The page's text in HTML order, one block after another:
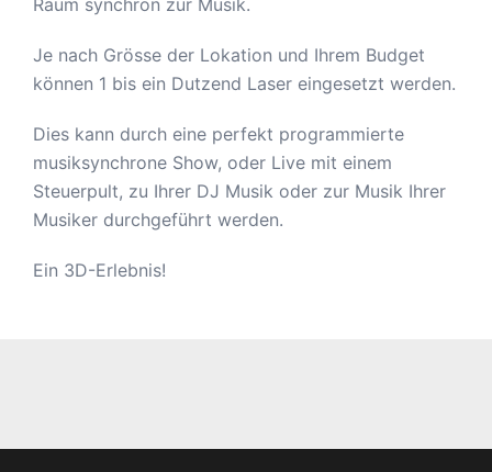
Je nach Grösse der Lokation und Ihrem Budget
können 1 bis ein Dutzend Laser eingesetzt werden.
Dies kann durch eine perfekt programmierte
musiksynchrone Show, oder Live mit einem
Steuerpult, zu Ihrer DJ Musik oder zur Musik Ihrer
Musiker durchgeführt werden.
Ein 3D-Erlebnis!